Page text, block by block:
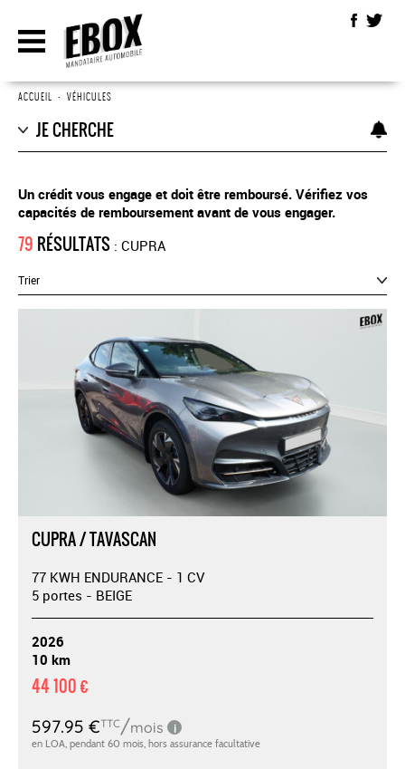
ACCUEIL • VÉHICULES
JE CHERCHE
Un crédit vous engage et doit être remboursé. Vérifiez vos
capacités de remboursement avant de vous engager.
79 RÉSULTATS : CUPRA
Trier
CUPRA / TAVASCAN
77 KWH ENDURANCE - 1 CV
5 portes - BEIGE
2026
10 km
44 100 €